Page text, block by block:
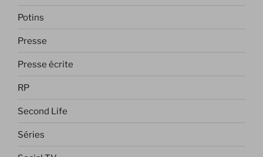
Potins
Presse
Presse écrite
RP
Second Life
Séries